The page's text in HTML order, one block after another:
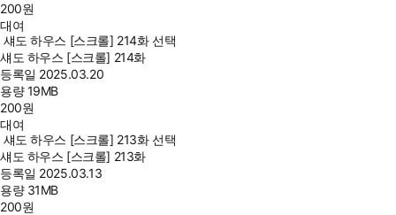
200원
대여
섀도 하우스 [스크롤] 214화 선택
섀도 하우스 [스크롤] 214화
등록일 2025.03.20
용량19MB
200원
대여
섀도 하우스 [스크롤] 213화 선택
섀도 하우스 [스크롤] 213화
등록일 2025.03.13
용량 31MB
200원